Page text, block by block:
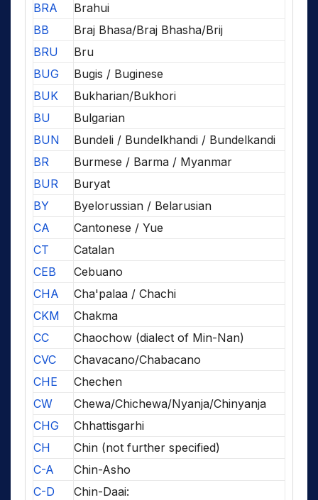
BRA
Brahui
BB
Braj Bhasa/Braj Bhasha/Brij
BRU
Bru
BUG
Bugis / Buginese
BUK
Bukharian/Bukhori
BU
Bulgarian
BUN
Bundeli / Bundelkhandi / Bundelkandi
BR
Burmese / Barma / Myanmar
BUR
Buryat
BY
Byelorussian / Belarusian
CA
Cantonese / Yue
CT
Catalan
CEB
Cebuano
CHA
Cha'palaa / Chachi
CKM
Chakma
CC
Chaochow (dialect of Min-Nan)
CVC
Chavacano/Chabacano
CHE
Chechen
CW
Chewa/Chichewa/Nyanja/Chinyanja
CHG
Chhattisgarhi
CH
Chin (not further specified)
C-A
Chin-Asho
C-D
Chin-Daai: